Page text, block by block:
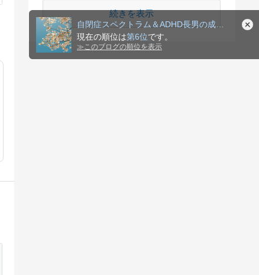
自閉症スペクトラム＆ADHD長男の成長記録と野球話
現在の順位は第6位です。
≫ このブログの順位を表示
続きを表示